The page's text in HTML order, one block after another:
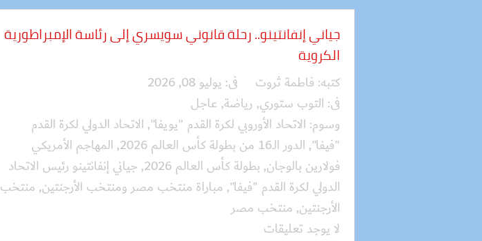
جياني إنفانتينو.. رحلة قانوني سويسري إلى رئاسة الإمبراطورية
الكروية
كتبه: فاطمة ثروت فى: يوليو 08, 2026
فى: التوب ستوري, رياضة, عاجل
وسوم: الاتحاد الأوروبي لكرة القدم "يويفا", الاتحاد الدولي لكرة القدم
"فيفا", الدور الـ16 من بطولة كأس العالم 2026 , المهاجم الأمريكي
فولارين بالوجان, بطولة كأس العالم 2026 , جياني إنفانتينو رئيس الاتحاد
الدولي لكرة القدم "فيفا", مباراة منتخب مصر ومنتخب الأرجنتين, منتخب
الأرجنتين, منتخب مصر
لا يوجد تعليقات